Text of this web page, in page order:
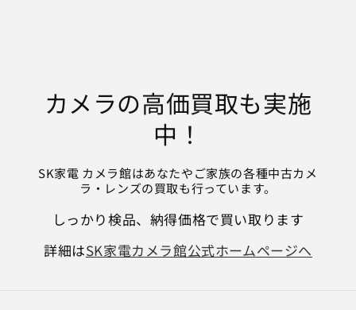
カメラの高価買取も実施
中！
SK家電 カメラ館はあなたやご家族の各種中古カメ
ラ・レンズの買取も行っています。
しっかり検品、納得価格で買い取ります
詳細はSK家電カメラ館公式ホームページへ